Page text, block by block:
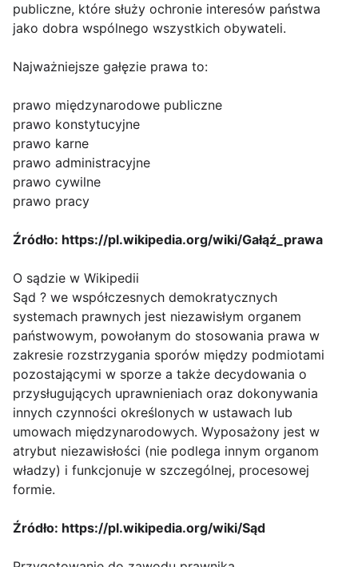
publiczne, które służy ochronie interesów państwa
jako dobra wspólnego wszystkich obywateli.
Najważniejsze gałęzie prawa to:
prawo międzynarodowe publiczne
prawo konstytucyjne
prawo karne
prawo administracyjne
prawo cywilne
prawo pracy
Źródło: https://pl.wikipedia.org/wiki/Gałąź_prawa
O sądzie w Wikipedii
Sąd ? we współczesnych demokratycznych
systemach prawnych jest niezawisłym organem
państwowym, powołanym do stosowania prawa w
zakresie rozstrzygania sporów między podmiotami
pozostającymi w sporze a także decydowania o
przysługujących uprawnieniach oraz dokonywania
innych czynności określonych w ustawach lub
umowach międzynarodowych. Wyposażony jest w
atrybut niezawisłości (nie podlega innym organom
władzy) i funkcjonuje w szczególnej, procesowej
formie.
Źródło: https://pl.wikipedia.org/wiki/Sąd